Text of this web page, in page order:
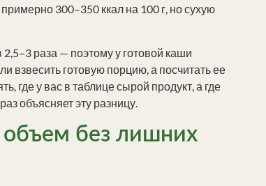
300–350 ккал на 100 г, но сухую
раза — поэтому у готовой каши
взвесить готовую порцию, а посчитать ее
где у вас в таблице сырой продукт, а где
объясняет эту разницу.
объем без лишних